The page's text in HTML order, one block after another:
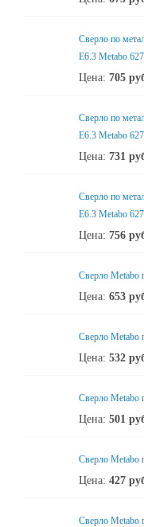
Сверло по
Е6.3 Metabo
Цена: 705
Сверло по
Е6.3 Metabo
Цена: 731
Сверло по
Е6.3 Metabo
Цена: 756
Сверло Metabo
Цена: 653
Сверло Metabo
Цена: 532
Сверло Metabo
Цена: 501
Сверло Metabo
Цена: 427
Сверло Metabo